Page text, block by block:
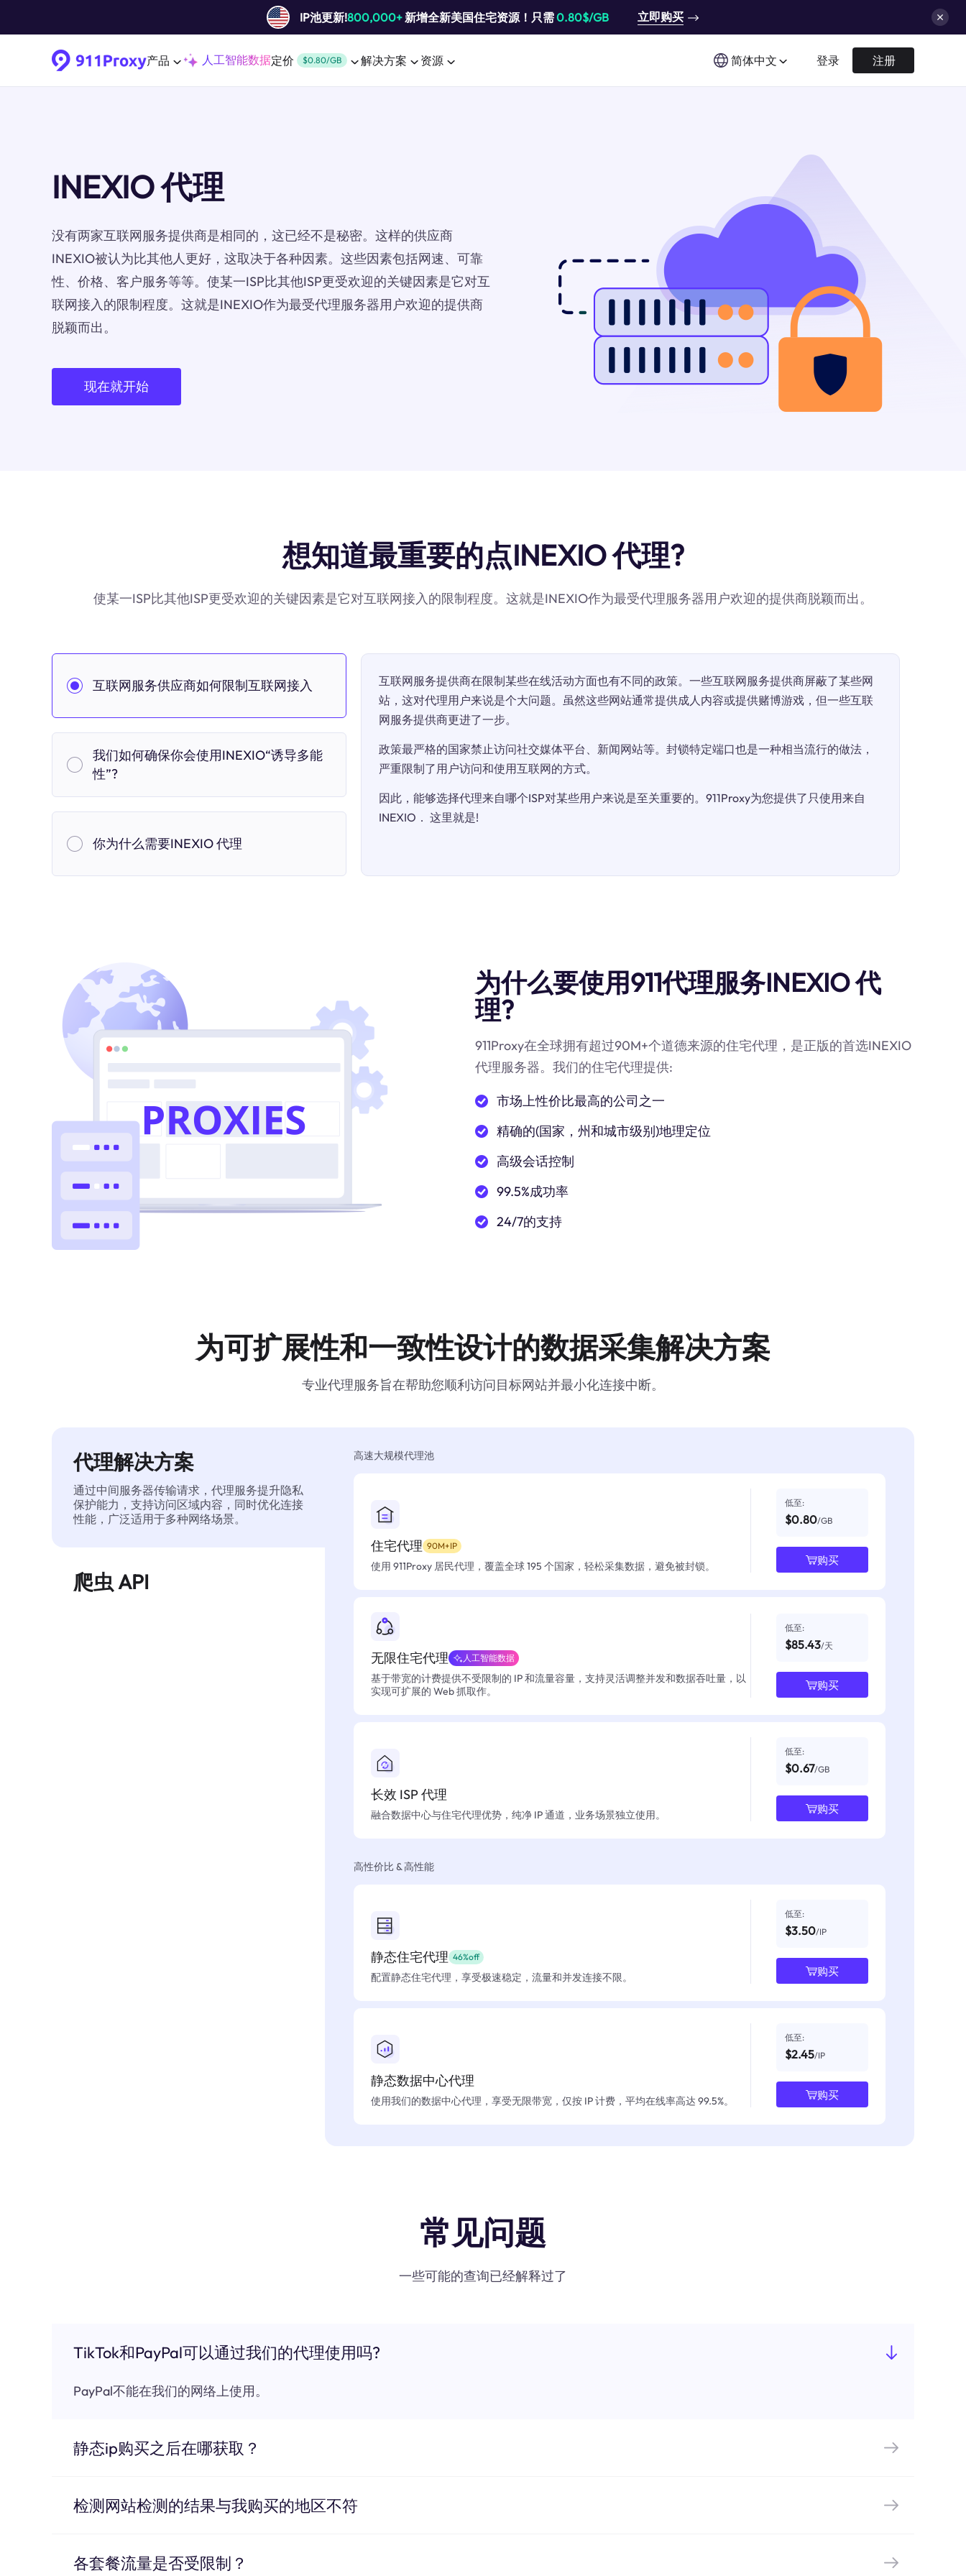
IP池更新!800,000+新增全新美国住宅资源！只需0.80$/GB 立即购买
产品 人工智能数据定价 $0.80/GB 解决方案 资源 简体中文 登录 注册
INEXIO 代理
没有两家互联网服务提供商是相同的，这已经不是秘密。这样的供应商
INEXIO被认为比其他人更好，这取决于各种因素。这些因素包括网速、可靠
性、价格、客户服务等等。使某一ISP比其他ISP更受欢迎的关键因素是它对互
联网接入的限制程度。这就是INEXIO作为最受代理服务器用户欢迎的提供商
脱颖而出。
现在就开始
想知道最重要的点INEXIO 代理?
使某一ISP比其他ISP更受欢迎的关键因素是它对互联网接入的限制程度。这就是INEXIO作为最受代理服务器用户欢迎的提供商脱颖而出。
互联网服务供应商如何限制互联网接入
我们如何确保你会使用INEXIO“诱导多能
性”?
你为什么需要INEXIO 代理
互联网服务提供商在限制某些在线活动方面也有不同的政策。一些互联网服务提供商屏蔽了某些网
站，这对代理用户来说是个大问题。虽然这些网站通常提供成人内容或提供赌博游戏，但一些互联
网服务提供商更进了一步。
政策最严格的国家禁止访问社交媒体平台、新闻网站等。封锁特定端口也是一种相当流行的做法，
严重限制了用户访问和使用互联网的方式。
因此，能够选择代理来自哪个ISP对某些用户来说是至关重要的。911Proxy为您提供了只使用来自
INEXIO． 这里就是!
为什么要使用911代理服务INEXIO 代
理?
911Proxy在全球拥有超过90M+个道德来源的住宅代理，是正版的首选INEXIO
代理服务器。我们的住宅代理提供:
市场上性价比最高的公司之一
精确的(国家，州和城市级别)地理定位
高级会话控制
99.5%成功率
24/7的支持
为可扩展性和一致性设计的数据采集解决方案
专业代理服务旨在帮助您顺利访问目标网站并最小化连接中断。
代理解决方案
通过中间服务器传输请求，代理服务提升隐私
保护能力，支持访问区域内容，同时优化连接
性能，广泛适用于多种网络场景。
爬虫 API
高速大规模代理池
住宅代理 90M+IP
使用 911Proxy 居民代理，覆盖全球 195 个国家，轻松采集数据，避免被封锁。
低至:
$0.80/GB
购买
无限住宅代理 人工智能数据
基于带宽的计费提供不受限制的 IP 和流量容量，支持灵活调整并发和数据吞吐量，以
实现可扩展的 Web 抓取作。
低至:
$85.43/天
购买
长效 ISP 代理
融合数据中心与住宅代理优势，纯净 IP 通道，业务场景独立使用。
低至:
$0.67/GB
购买
高性价比 & 高性能
静态住宅代理 46%off
配置静态住宅代理，享受极速稳定，流量和并发连接不限。
低至:
$3.50/IP
购买
静态数据中心代理
使用我们的数据中心代理，享受无限带宽，仅按 IP 计费，平均在线率高达 99.5%。
低至:
$2.45/IP
购买
常见问题
一些可能的查询已经解释过了
TikTok和PayPal可以通过我们的代理使用吗?
PayPal不能在我们的网络上使用。
静态ip购买之后在哪获取？
检测网站检测的结果与我购买的地区不符
各套餐流量是否受限制？